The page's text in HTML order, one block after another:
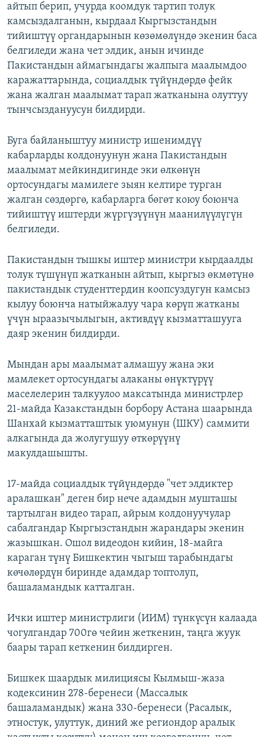
айтып берип, учурда коомдук тартип толук
камсыздалганын, кырдаал Кыргызстандын
тийиштүү органдарынын көзөмөлүндө экенин баса
белгиледи жана чет элдик, анын ичинде
Пакистандын аймагындагы жалпыга маалымдоо
каражаттарында, социалдык түйүндөрдө фейк
жана жалган маалымат тарап жатканына олуттуу
тынчсыздануусун билдирди.
Буга байланыштуу министр ишенимдүү
кабарларды колдонуунун жана Пакистандын
маалымат мейкиндигинде эки өлкөнүн
ортосундагы мамилеге зыян келтире турган
жалган сөздөргө, кабарларга бөгөт коюу боюнча
тийиштүү иштерди жүргүзүүнүн маанилүүлүгүн
белгиледи.
Пакистандын тышкы иштер министри кырдаалды
толук түшүнүп жатканын айтып, кыргыз өкмөтүнө
пакистандык студенттердин коопсуздугун камсыз
кылуу боюнча натыйжалуу чара көрүп жатканы
үчүн ыраазычылыгын, активдүү кызматташууга
даяр экенин билдирди.
Мындан ары маалымат алмашуу жана эки
мамлекет ортосундагы алаканы өнүктүрүү
маселелерин талкуулоо максатында министрлер
21-майда Казакстандын борбору Астана шаарында
Шанхай кызматташтык уюмунун (ШКУ) саммити
алкагында да жолугушуу өткөрүүнү
макулдашышты.
17-майда социалдык түйүндөрдө "чет элдиктер
аралашкан" деген бир нече адамдын мушташы
тартылган видео тарап, айрым колдонуучулар
сабалгандар Кыргызстандын жарандары экенин
жазышкан. Ошол видеодон кийин, 18-майга
караган түнү Бишкектин чыгыш тарабындагы
көчөлөрдүн биринде адамдар топтолуп,
башаламандык катталган.
Ички иштер министрлиги (ИИМ) түнкүсүн калаада
чогулгандар 700гө чейин жеткенин, таңга жуук
баары тарап кеткенин билдирген.
Бишкек шаардык милициясы Кылмыш-жаза
кодексинин 278-беренеси (Массалык
башаламандык) жана 330-беренеси (Расалык,
этностук, улуттук, диний же региондор аралык